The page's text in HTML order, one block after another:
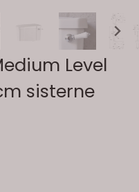
Level
sisterne